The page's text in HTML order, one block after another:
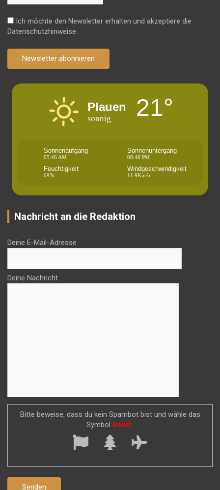
Ich möchte den Newsletter erhalten und akzeptiere die
Datenschutzhinweise.
Newsletter abonnieren
Plauen
sonnig 21°
Sonnenaufgang
05:46 AM
Sonnenuntergang
08:48 PM
Feuchtigkeit
69%
Windgeschwindigkeit
11.9Km/h
Nachricht an die Redaktion
Deine E-Mail-Adresse
Deine Nachricht
Bitte beweise, dass du kein Spambot bist und wähle das
Symbol
Baum.